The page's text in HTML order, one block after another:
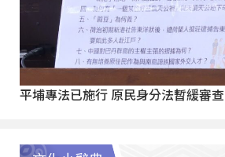
平埔專法已施行 原民身分法暫緩審查